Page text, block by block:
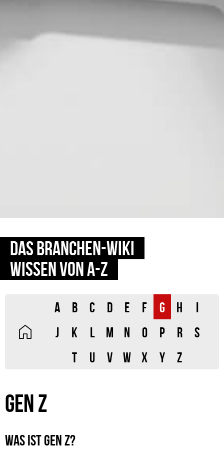
DAS BRANCHEN-WIKI
WISSEN VON A-Z
A B C D E F G H
I
J
K L M N O P R
S
T
U V W X Y Z
GEN Z
WAS IST GEN Z?